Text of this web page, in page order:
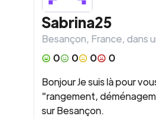
Sabrina25
Besançon, France, dans
0
0 0
0
Bonjour Je suis là pour
"rangement,
sur Besançon.